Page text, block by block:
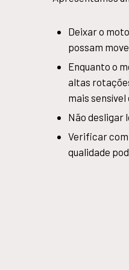
Deixar o
possam
Enquanto o
altas
mais
Não desligar
Verificar com
qualidade